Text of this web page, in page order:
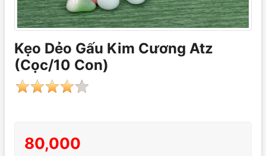
Kẹo Dẻo Gấu Kim Cương Atz
(Cọc/10 Con)
80,000